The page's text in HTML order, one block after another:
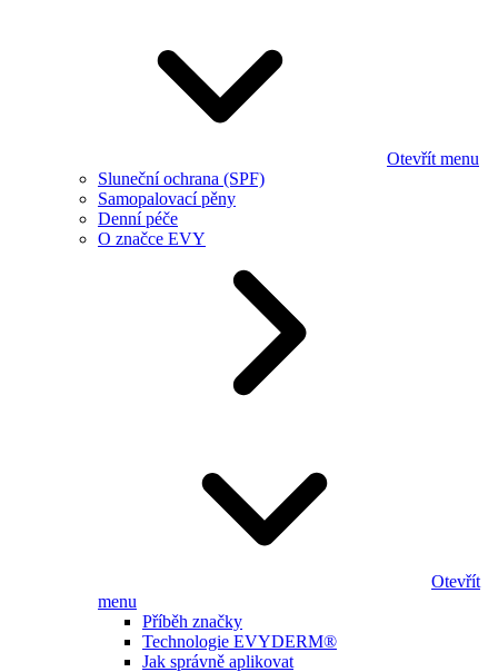
Otevřít menu
Sluneční ochrana (SPF)
Samopalovací pěny
Denní péče
O značce EVY
Otevřít
menu
Příběh značky
Technologie EVYDERM®
Jak správně aplikovat